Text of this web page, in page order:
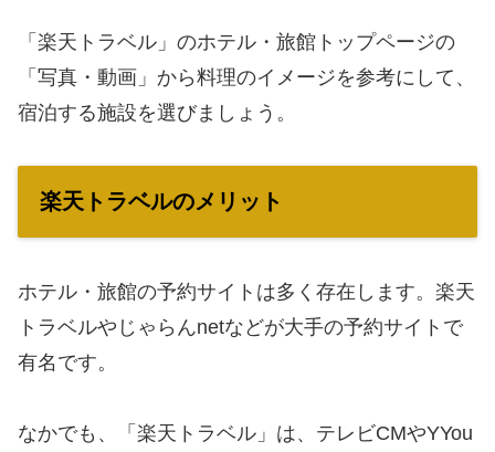
「楽天トラベル」のホテル・旅館トップページの
「写真・動画」から料理のイメージを参考にして、
宿泊する施設を選びましょう。
楽天トラベルのメリット
ホテル・旅館の予約サイトは多く存在します。楽天
トラベルやじゃらんnetなどが大手の予約サイトで
有名です。
なかでも、「楽天トラベル」は、テレビCMやYYou